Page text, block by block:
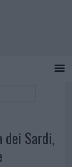
dei Sardi,